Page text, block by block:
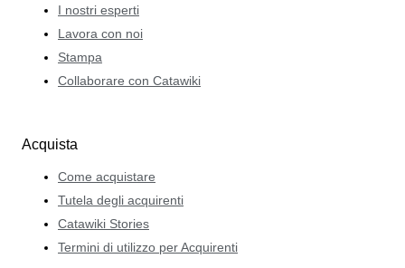
I nostri esperti
Lavora con noi
Stampa
Collaborare con Catawiki
Acquista
Come acquistare
Tutela degli acquirenti
Catawiki Stories
Termini di utilizzo per Acquirenti